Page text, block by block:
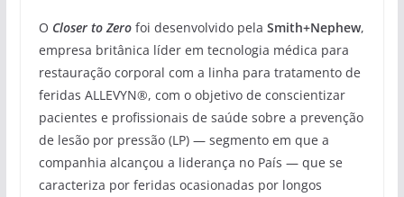
O Closer to Zero foi desenvolvido pela Smith+Nephew,
empresa britânica líder em tecnologia médica para
restauração corporal com a linha para tratamento de
feridas ALLEVYN®, com o objetivo de conscientizar
pacientes e profissionais de saúde sobre a prevenção
de lesão por pressão (LP) — segmento em que a
companhia alcançou a liderança no País — que se
caracteriza por feridas ocasionadas por longos